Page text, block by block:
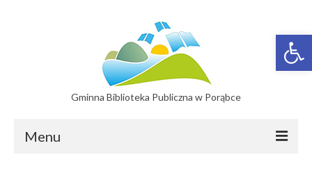
Gminna Biblioteka Publiczna w Porąbce
Menu